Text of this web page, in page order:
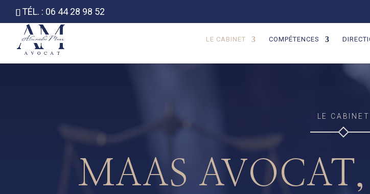
TÉL. : 06 44 28 98 52
LE CABINET COMPÉTENCES
LE CABINET
MAAS